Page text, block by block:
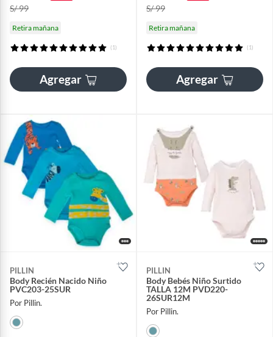
S/ 99
Retira mañana
(1)
Agregar
S/ 99
Retira mañana
(1)
Agregar
PILLIN
Body Recién Nacido Niño
PVC203-25SUR
Por Pillin.
PILLIN
Body Bebés Niño Surtido
TALLA 12M PVD220-
26SUR12M
Por Pillin.